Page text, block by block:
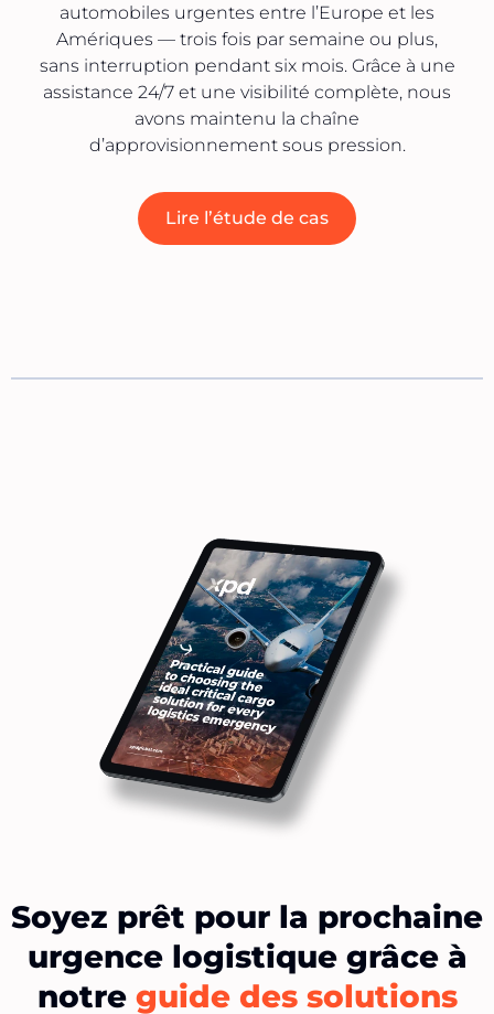
automobiles urgentes entre l’Europe et les
Amériques — trois fois par semaine ou plus,
sans interruption pendant six mois. Grâce à une
assistance 24/7 et une visibilité complète, nous
avons maintenu la chaîne
d’approvisionnement sous pression.
Lire l’étude de cas
Soyez prêt pour la prochaine
urgence logistique grâce à
notre guide des solutions